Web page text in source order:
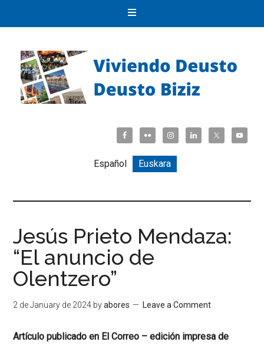
Español Euskara
Jesús Prieto Mendaza:
“El anuncio de
Olentzero”
2 de January de 2024 byabores Leave a Comment
Artículo publicado en El Correo – edición impresa de